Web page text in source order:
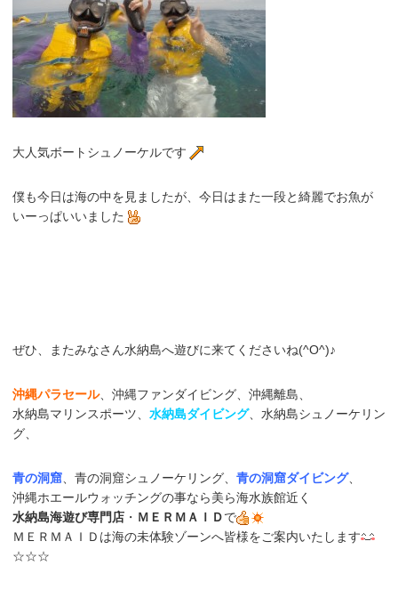
大人気ボートシュノーケルです
僕も今日は海の中を見ましたが、今日はまた一段と綺麗でお魚が
いーっぱいいました
ぜひ、またみなさん水納島へ遊びに来てくださいね(^O^)♪
沖縄パラセール、沖縄ファンダイビング、沖縄離島、
水納島マリンスポーツ、 水納島ダイビング、水納島シュノーケリン
グ、
青の洞窟 、青の洞窟シュノーケリング、 青の洞窟ダイビング、
沖縄ホエールウォッチングの事なら美ら海水族館近く
水納島海遊び専門店 ・ ＭＥＲＭＡＩＤで
ＭＥＲＭＡＩＤは海の未体験ゾーンへ皆様をご案内いたします
☆☆☆